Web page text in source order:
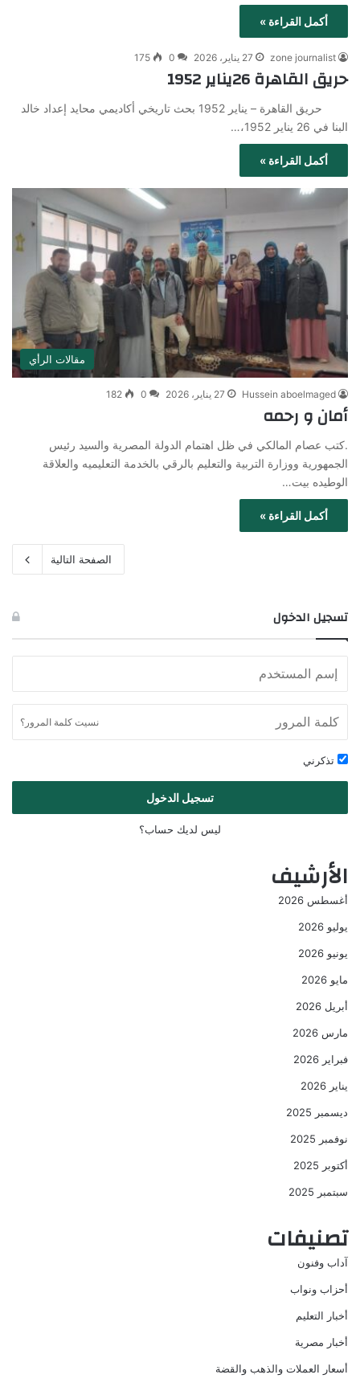
أكمل القراءة »
zone journalist 27 يناير، 2026 0
175
حريق القاهرة 26يناير 1952
حريق القاهرة – يناير 1952 بحث تاريخي أكاديمي محايد إعداد خالد
البنا في 26 يناير 1952،…
أكمل القراءة »
مقالات الرأي
Hussein aboelmaged 27 يناير، 2026 0
182
أمان و رحمه
.كتب عصام المالكي في ظل اهتمام الدولة المصرية والسيد رئيس
الجمهورية ووزارة التربية والتعليم بالرقي بالخدمة التعليميه والعلاقة
الوطيده بيت…
أكمل القراءة »
الصفحة التالية
تسجيل الدخول
نسيت كلمة المرور؟
تذكرني
تسجيل الدخول
ليس لديك حساب؟
الأرشيف
أغسطس 2026
يوليو 2026
يونيو 2026
مايو 2026
أبريل 2026
مارس 2026
فبراير 2026
يناير 2026
ديسمبر 2025
نوفمبر 2025
أكتوبر 2025
سبتمبر 2025
تصنيفات
آداب وفنون
أحزاب ونواب
أخبار التعليم
أخبار مصرية
أسعار العملات والذهب والقضة